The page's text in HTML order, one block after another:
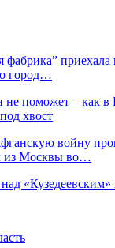
фабрика”
город…
поможет – как в
хвост
войну
из Москвы во…
«Кузедеевским»